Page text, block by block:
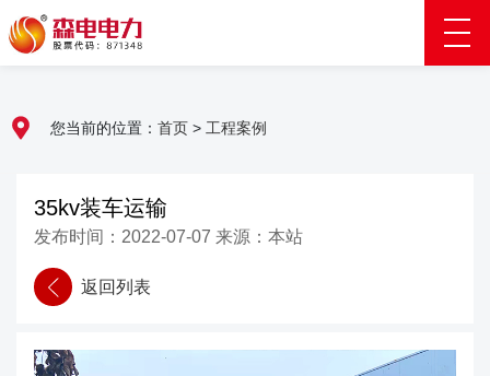
您当前的位置： 首页 > 工程案例
35kv装车运输
发布时间：2022-07-07 来源：本站
返回列表